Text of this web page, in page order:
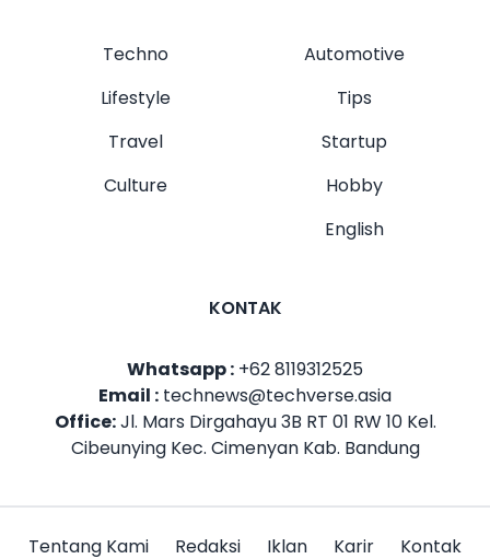
Techno
Lifestyle
Travel
Culture
Automotive
Tips
Startup
Hobby
English
KONTAK
Whatsapp : +62 8119312525
Email : technews@techverse.asia
Office:Jl. Mars Dirgahayu 3B RT 01 RW 10 Kel.
Cibeunying Kec. Cimenyan Kab. Bandung
Tentang Kami Redaksi Iklan Karir Kontak